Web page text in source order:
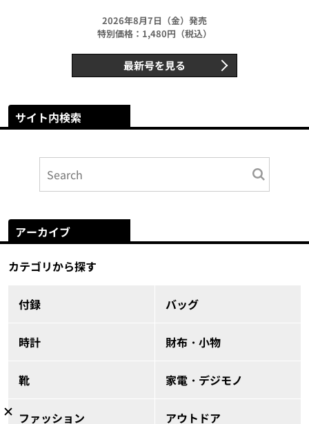
2026年8月7日（金）発売
特別価格：1,480円（税込）
最新号を見る
サイト内検索
アーカイブ
カテゴリから探す
付録 バッグ
時計 財布・小物
靴 家電・デジモノ
ファッション アウトドア